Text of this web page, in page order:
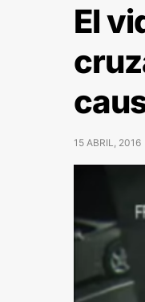
El
15 ABRIL, 2016